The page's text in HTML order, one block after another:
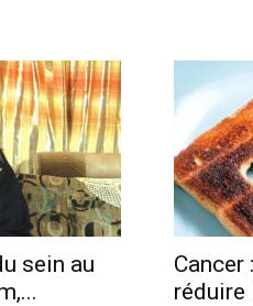
sein au
Cancer
réduire